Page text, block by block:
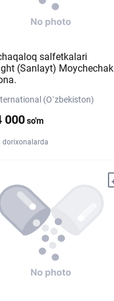
salfetkalari
(Sanlayt) Moychechak
(O`zbekiston)
000so'm
dorixonalarda